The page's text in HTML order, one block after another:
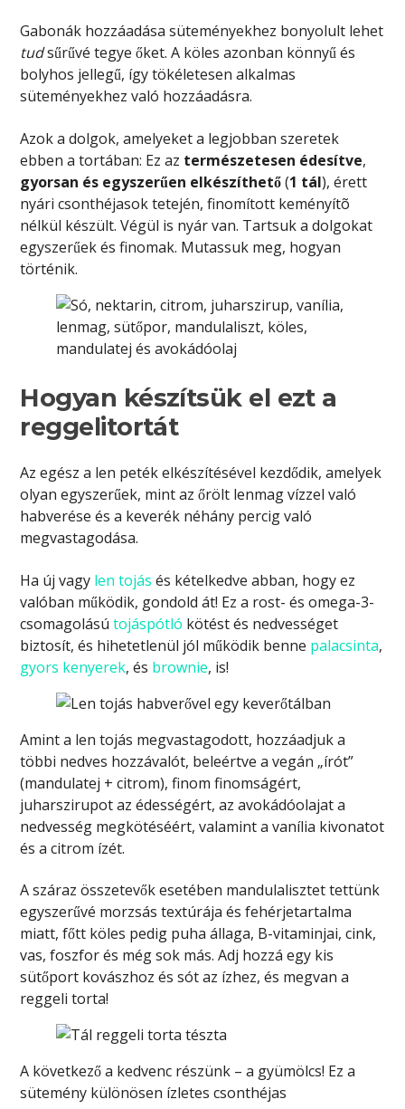
Gabonák hozzáadása süteményekhez bonyolult lehet
tudsűrűvé tegye őket. A köles azonban könnyű és
bolyhos jellegű, így tökéletesen alkalmas
süteményekhez való hozzáadásra.
Azok a dolgok, amelyeket a legjobban szeretek
ebben a tortában: Ez az természetesen édesítve,
gyorsan és egyszerűen elkészíthető(1 tál), érett
nyári csonthéjasok tetején, finomított keményítõ
nélkül készült. Végül is nyár van. Tartsuk a dolgokat
egyszerűek és finomak. Mutassuk meg, hogyan
történik.
Hogyan készítsük el ezt a
reggelitortát
Az egész a len peték elkészítésével kezdődik, amelyek
olyan egyszerűek, mint az őrölt lenmag vízzel való
habverése és a keverék néhány percig való
megvastagodása.
Ha új vagy len tojás és kételkedve abban, hogy ez
valóban működik, gondold át! Ez a rost- és omega-3-
csomagolásútojáspótló kötést és nedvességet
biztosít, és hihetetlenül jól működik benne palacsinta,
gyors kenyerek, és brownie, is!
Amint a len tojás megvastagodott, hozzáadjuk a
többi nedves hozzávalót, beleértve a vegán „írót”
(mandulatej + citrom), finom finomságért,
juharszirupot az édességért, az avokádóolajat a
nedvesség megkötéséért, valamint a vanília kivonatot
és a citrom ízét.
A száraz összetevők esetében mandulalisztet tettünk
egyszerűvé morzsás textúrája és fehérjetartalma
miatt, főtt köles pedig puha állaga, B-vitaminjai, cink,
vas, foszfor és még sok más. Adj hozzá egy kis
sütőport kovászhoz és sót az ízhez, és megvan a
reggeli torta!
A következő a kedvenc részünk – a gyümölcs! Ez a
sütemény különösen ízletes csonthéjas